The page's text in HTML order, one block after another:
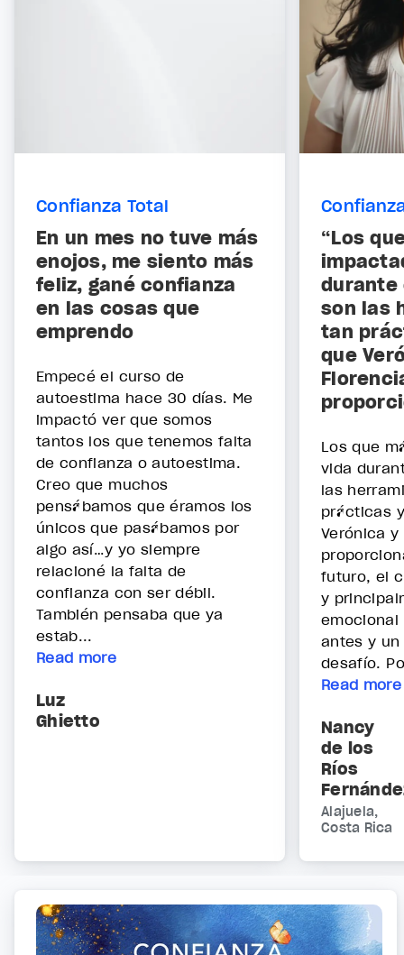
Confianza Total
En un mes no tuve más
enojos, me siento más
feliz, gané confianza
en las cosas que
emprendo
Empecé el curso de
autoestima hace 30 días. Me
impactó ver que somos
tantos los que tenemos falta
de confianza o autoestima.
Creo que muchos
pensábamos que éramos los
únicos que pasábamos por
algo así…y yo siempre
relacioné la falta de
confianza con ser débil.
También pensaba que ya
estab...
Read more
Luz
Ghietto
“Los
durante
son las
tan
que
Los que
vida
las
prácticas
Verónica
futuro, el
y
emocional
antes y
desafío.
Read more
Nancy
de los
Ríos
Alajuela,
Costa Rica